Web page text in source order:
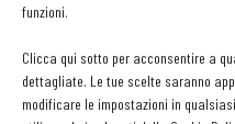
funzioni.
Clicca qui sotto per acconsentire a
dettagliate. Le tue scelte saranno
modificare le impostazioni in
Facebook